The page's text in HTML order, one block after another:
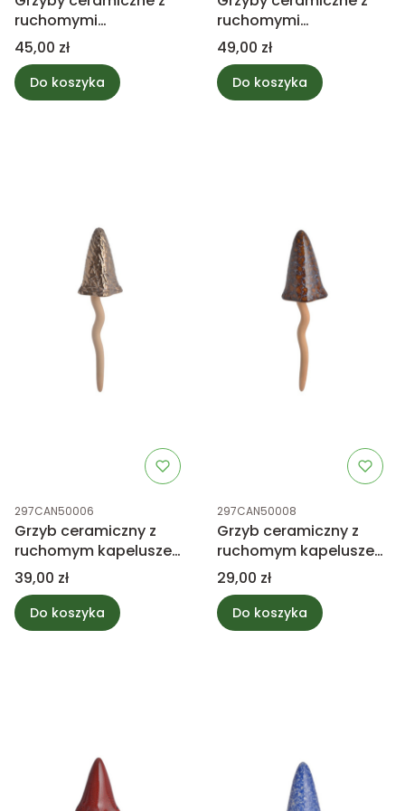
ruchomymi
kapeluszami 30cm
Cena
45,00 zł
Do koszyka
ruchomymi
kapeluszami 30cm
Cena
49,00 zł
Do koszyka
Kod produktu
297CAN50006
Grzyb ceramiczny z
ruchomym kapeluszem
29cm
Cena
39,00 zł
Do koszyka
Kod produktu
297CAN50008
Grzyb ceramiczny z
ruchomym kapeluszem
29cm
Cena
29,00 zł
Do koszyka